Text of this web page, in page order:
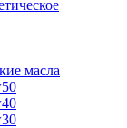
масла